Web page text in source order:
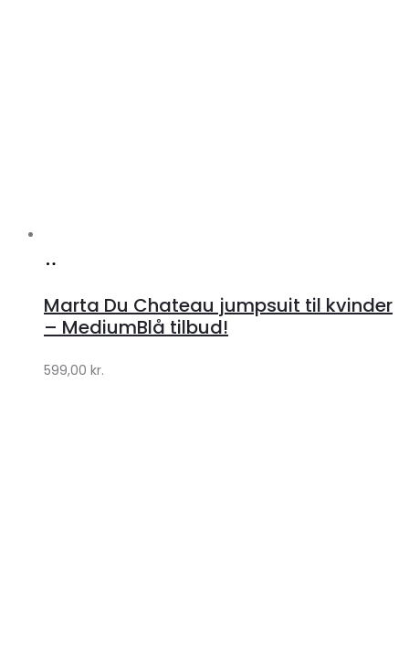
Klædeskabet.dk
Marta Du Chateau jumpsuit til kvinder
– MediumBlå tilbud!
599,00 kr.